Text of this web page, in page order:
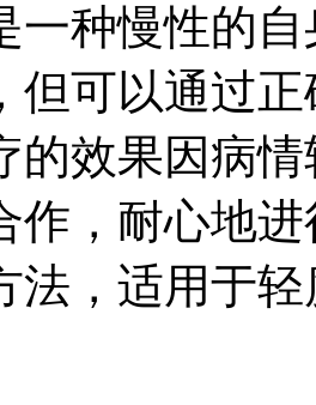
一种慢性的
但可以通过
的效果因病
作，耐心地
法，适用于